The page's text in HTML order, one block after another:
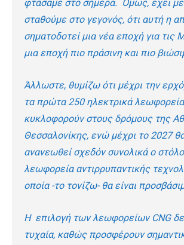
φτάσαμε στο σήμερα. Όμως, έχει
σταθούμε στο γεγονός, ότι αυτή η
σηματοδοτεί μια νέα εποχή για τις
μια εποχή πιο πράσινη και πιο
Άλλωστε, θυμίζω ότι μέχρι την
τα πρώτα 250 ηλεκτρικά
κυκλοφορούν στους δρόμους της
Θεσσαλονίκης, ενώ μέχρι το 2027
ανανεωθεί σχεδόν συνολικά ο
λεωφορεία αντιρρυπαντικής
οποία -το τονίζω- θα είναι
Η επιλογή των λεωφορείων CNG
τυχαία, καθώς προσφέρουν